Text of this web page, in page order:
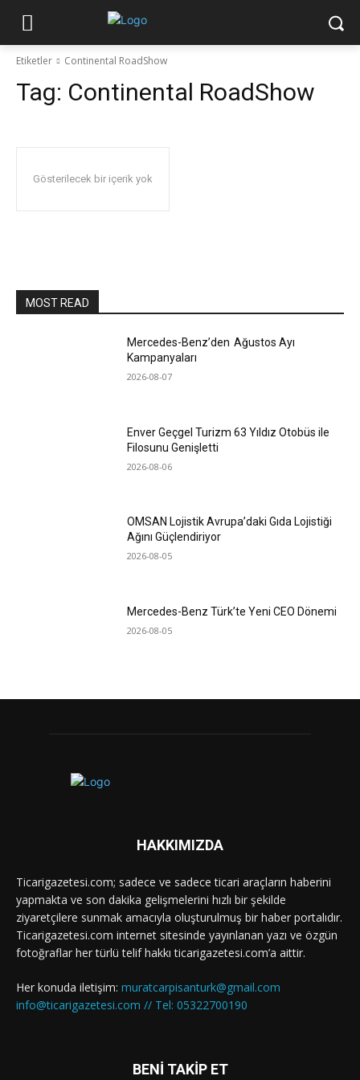
Etiketler Continental RoadShow
Tag: Continental RoadShow
Gösterilecek bir içerik yok
MOST READ
Mercedes-Benz’den Ağustos Ayı
Kampanyaları
2026-08-07
Enver Geçgel Turizm 63 Yıldız Otobüs ile
Filosunu Genişletti
2026-08-06
OMSAN Lojistik Avrupa’daki Gıda Lojistiği
Ağını Güçlendiriyor
2026-08-05
Mercedes-Benz Türk’te Yeni CEO Dönemi
2026-08-05
HAKKIMIZDA
Ticarigazetesi.com; sadece ve sadece ticari araçların haberini
yapmakta ve son dakika gelişmelerini hızlı bir şekilde
ziyaretçilere sunmak amacıyla oluşturulmuş bir haber portalıdır.
Ticarigazetesi.com internet sitesinde yayınlanan yazı ve özgün
fotoğraflar her türlü telif hakkı ticarigazetesi.com’a aittir.
Her konuda iletişim: muratcarpisanturk@gmail.com
info@ticarigazetesi.com // Tel: 05322700190
BENİ TAKİP ET